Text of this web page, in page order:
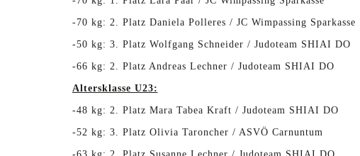
-70 kg: 2. Platz Daniela Polleres / JC Wimpassing Sparkasse
-50 kg: 3. Platz Wolfgang Schneider / Judoteam SHIAI DO
-66 kg: 2. Platz Andreas Lechner / Judoteam SHIAI DO
Altersklasse U23:
-48 kg: 2. Platz Mara Tabea Kraft / Judoteam SHIAI DO
-52 kg: 3. Platz Olivia Taroncher / ASVÖ Carnuntum